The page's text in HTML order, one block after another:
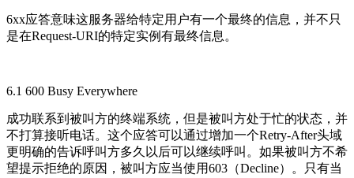
6xx应答意味这服务器给特定用户有一个最终的信息，并不只
是在Request-URI的特定实例有最终信息。
6.1 600 Busy Everywhere
成功联系到被叫方的终端系统，但是被叫方处于忙的状态，并
不打算接听电话。这个应答可以通过增加一个Retry-After头域
更明确的告诉呼叫方多久以后可以继续呼叫。如果被叫方不希
望提示拒绝的原因，被叫方应当使用603（Decline）。只有当